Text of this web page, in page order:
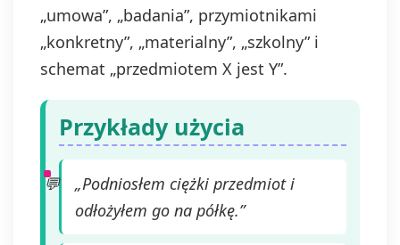
„umowa”, „badania”, przymiotnikami
„konkretny”, „materialny”, „szkolny” i
schemat „przedmiotem X jest Y”.
Przykłady użycia
„Podniosłem ciężki przedmiot i
odłożyłem go na półkę.”